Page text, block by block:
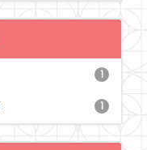
1
1